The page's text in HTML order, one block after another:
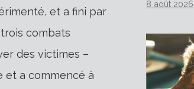
et a fini par
combats
des victimes –
et a commencé à
8 août 2026